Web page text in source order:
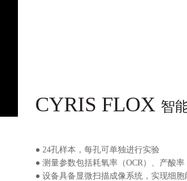
CYRIS FLOX 智
● 24孔样本，每孔可单独进行实验
● 测量参数包括耗氧率（OCR）、产酸
● 设备具备显微扫描成像系统，实现细